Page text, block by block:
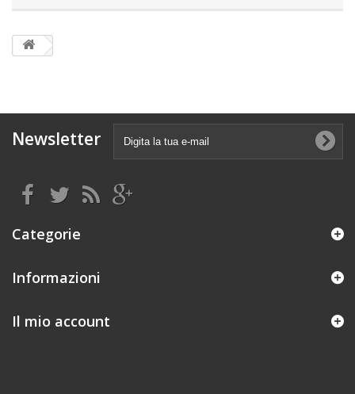
Newsletter
Categorie
Informazioni
Il mio account